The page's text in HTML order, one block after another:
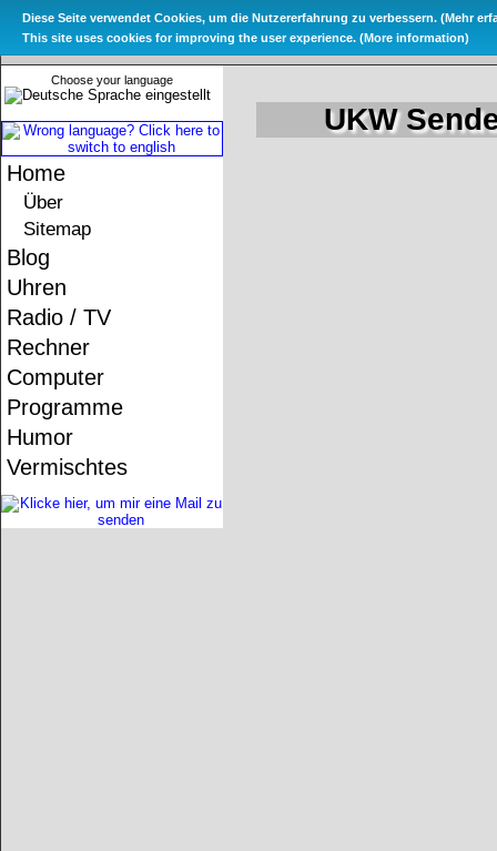
Das
Choose your language
Home
Über
Sitemap
Blog
Uhren
Radio / TV
Rechner
Computer
Programme
Humor
Vermischtes
UKW
Diese Seite verwendet Cookies, um die Nutzererfahrung zu verbessern. (Mehr
This site uses cookies for improving the user experience. (More information)